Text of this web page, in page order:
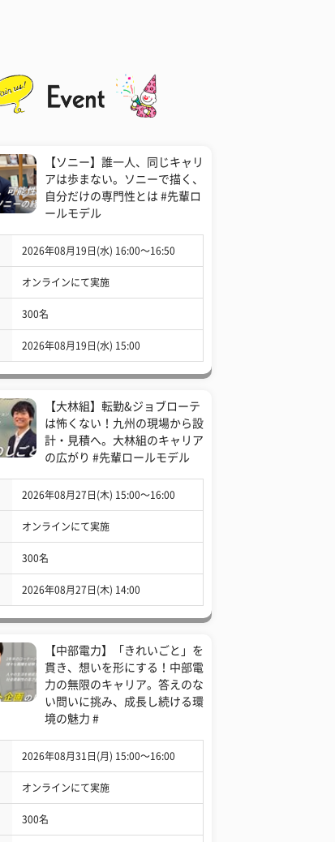
【ソニー】誰一人、同じキャリ
アは歩まない。ソニーで描く、
自分だけの専門性とは #先輩ロ
ールモデル
2026年08月19日(水) 16:00〜16:50
オンラインにて実施
300名
2026年08月19日(水) 15:00
【大林組】転勤&ジョブローテ
は怖くない！九州の現場から設
計・見積へ。大林組のキャリア
の広がり #先輩ロールモデル
2026年08月27日(木) 15:00〜16:00
オンラインにて実施
300名
2026年08月27日(木) 14:00
【中部電力】「きれいごと」を
貫き、想いを形にする！中部電
力の無限のキャリア。答えのな
い問いに挑み、成長し続ける環
境の魅力 #
2026年08月31日(月) 15:00〜16:00
オンラインにて実施
300名